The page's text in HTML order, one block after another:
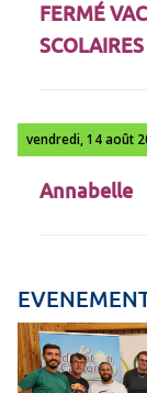
FERMÉ
SCOLAIRES
vendredi, 14 août
Annabelle